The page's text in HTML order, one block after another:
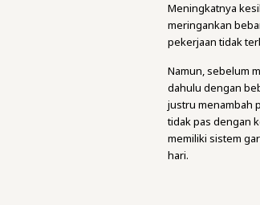
Meningkatnya
meringankan
pekerjaan tidak
Namun, sebelum
dahulu dengan
justru menambah
tidak pas dengan
memiliki sistem
hari.